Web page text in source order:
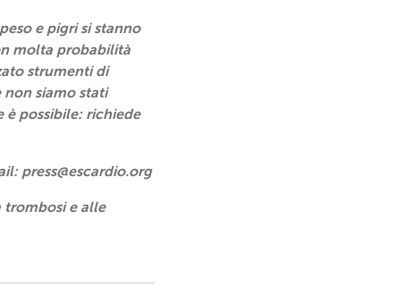
e pigri si stanno
molta probabilità
strumenti di
non siamo stati
è possibile: richiede
press@escardio.org
trombosi e alle